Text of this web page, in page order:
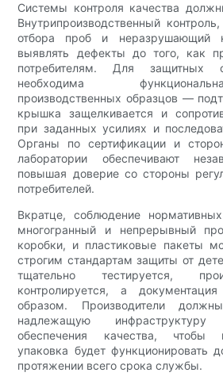
Системы контроля качества
Внутрипроизводственный
отбора проб и неразрушающий
выявлять дефекты до того, как
потребителям. Для
необходима
производственных образцов —
крышка защелкивается и
при заданных усилиях и
Органы по сертификации и
лаборатории обеспечивают
повышая доверие со стороны
потребителей.
Вкратце, соблюдение
многогранный и непрерывный
коробки, и пластиковые пакеты
строгим стандартам защиты от
тщательно тестируется,
контролируется, а
образом. Производители
надлежащую
обеспечения качества, чтобы
упаковка будет функционировать
протяжении всего срока службы.